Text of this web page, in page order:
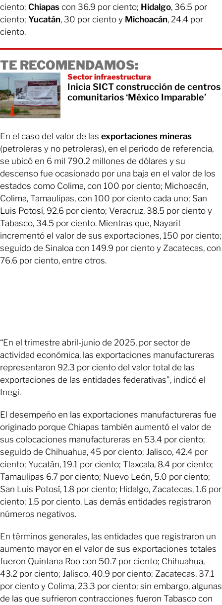
ciento; Chiapas con 36.9 por ciento; Hidalgo, 36.5 por
ciento; Yucatán, 30 por ciento y Michoacán, 24.4 por
ciento.
TE RECOMENDAMOS:
Sector infraestructura
Inicia SICT construcción de centros
comunitarios ‘México Imparable’
En el caso del valor de las exportaciones mineras
(petroleras y no petroleras), en el periodo de referencia,
se ubicó en 6 mil 790.2 millones de dólares y su
descenso fue ocasionado por una baja en el valor de los
estados como Colima, con 100 por ciento; Michoacán,
Colima, Tamaulipas, con 100 por ciento cada uno; San
Luis Potosí, 92.6 por ciento; Veracruz, 38.5 por ciento y
Tabasco, 34.5 por ciento. Mientras que, Nayarit
incrementó el valor de sus exportaciones, 150 por ciento;
seguido de Sinaloa con 149.9 por ciento y Zacatecas, con
76.6 por ciento, entre otros.
“En el trimestre abril-junio de 2025, por sector de
actividad económica, las exportaciones manufactureras
representaron 92.3 por ciento del valor total de las
exportaciones de las entidades federativas”, indicó el
Inegi.
El desempeño en las exportaciones manufactureras fue
originado porque Chiapas también aumentó el valor de
sus colocaciones manufactureras en 53.4 por ciento;
seguido de Chihuahua, 45 por ciento; Jalisco, 42.4 por
ciento; Yucatán, 19.1 por ciento; Tlaxcala, 8.4 por ciento;
Tamaulipas 6.7 por ciento; Nuevo León, 5.0 por ciento;
San Luis Potosí, 1.8 por ciento; Hidalgo, Zacatecas, 1.6 por
ciento; 1.5 por ciento. Las demás entidades registraron
números negativos.
En términos generales, las entidades que registraron un
aumento mayor en el valor de sus exportaciones totales
fueron Quintana Roo con 50.7 por ciento; Chihuahua,
43.2 por ciento; Jalisco, 40.9 por ciento; Zacatecas, 37.1
por ciento y Colima, 23.3 por ciento; sin embargo, algunas
de las que sufrieron contracciones fueron Tabasco con